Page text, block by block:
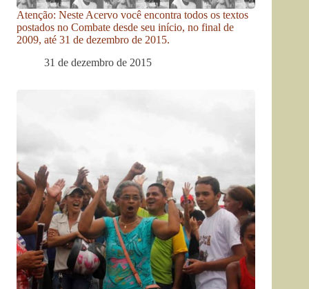
Atenção: Neste Acervo você encontra todos os textos
postados no Combate desde seu início, no final de
2009, até 31 de dezembro de 2015.
31 de dezembro de 2015